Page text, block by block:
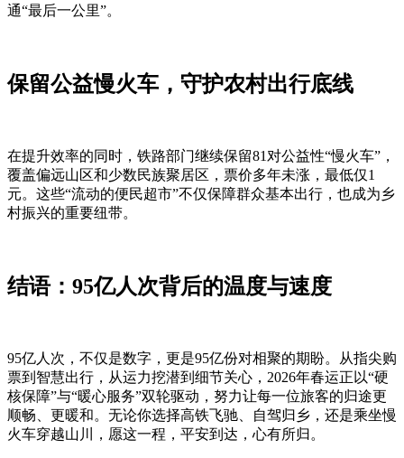
通“最后一公里”。
保留公益慢火车，守护农村出行底线
在提升效率的同时，铁路部门继续保留81对公益性“慢火车”，
覆盖偏远山区和少数民族聚居区，票价多年未涨，最低仅1
元。这些“流动的便民超市”不仅保障群众基本出行，也成为乡
村振兴的重要纽带。
结语：95亿人次背后的温度与速度
95亿人次，不仅是数字，更是95亿份对相聚的期盼。从指尖购
票到智慧出行，从运力挖潜到细节关心，2026年春运正以“硬
核保障”与“暖心服务”双轮驱动，努力让每一位旅客的归途更
顺畅、更暖和。无论你选择高铁飞驰、自驾归乡，还是乘坐慢
火车穿越山川，愿这一程，平安到达，心有所归。